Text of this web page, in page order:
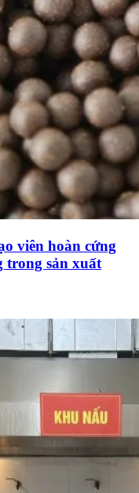
viên hoàn cứng
trong sản xuất